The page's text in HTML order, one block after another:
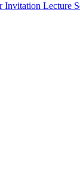
Lecture